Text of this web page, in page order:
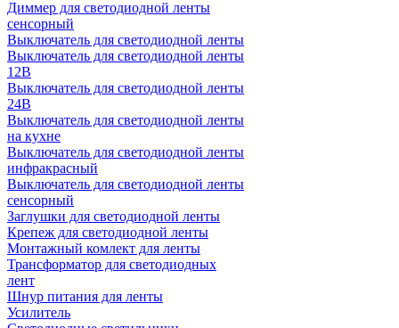
Диммер для светодиодной ленты
сенсорный
Выключатель для светодиодной ленты
Выключатель для светодиодной ленты
12В
Выключатель для светодиодной ленты
24В
Выключатель для светодиодной ленты
на кухне
Выключатель для светодиодной ленты
инфракрасный
Выключатель для светодиодной ленты
сенсорный
Заглушки для светодиодной ленты
Крепеж для светодиодной ленты
Монтажный комлект для ленты
Трансформатор для светодиодных
лент
Шнур питания для ленты
Усилитель